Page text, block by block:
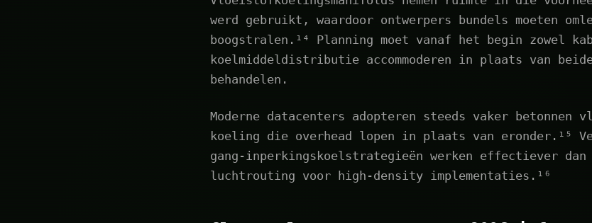
werd gebruikt, waardoor ontwerpers bundels moeten
boogstralen.¹⁴ Planning moet vanaf het begin zowel
koelmiddeldistributie accommoderen in plaats van
behandelen.
Moderne datacenters adopteren steeds vaker betonnen
koeling die overhead lopen in plaats van eronder.¹⁵
gang-inperkingskoelstrategieën werken effectiever dan
luchtrouting voor high-density implementaties.¹⁶